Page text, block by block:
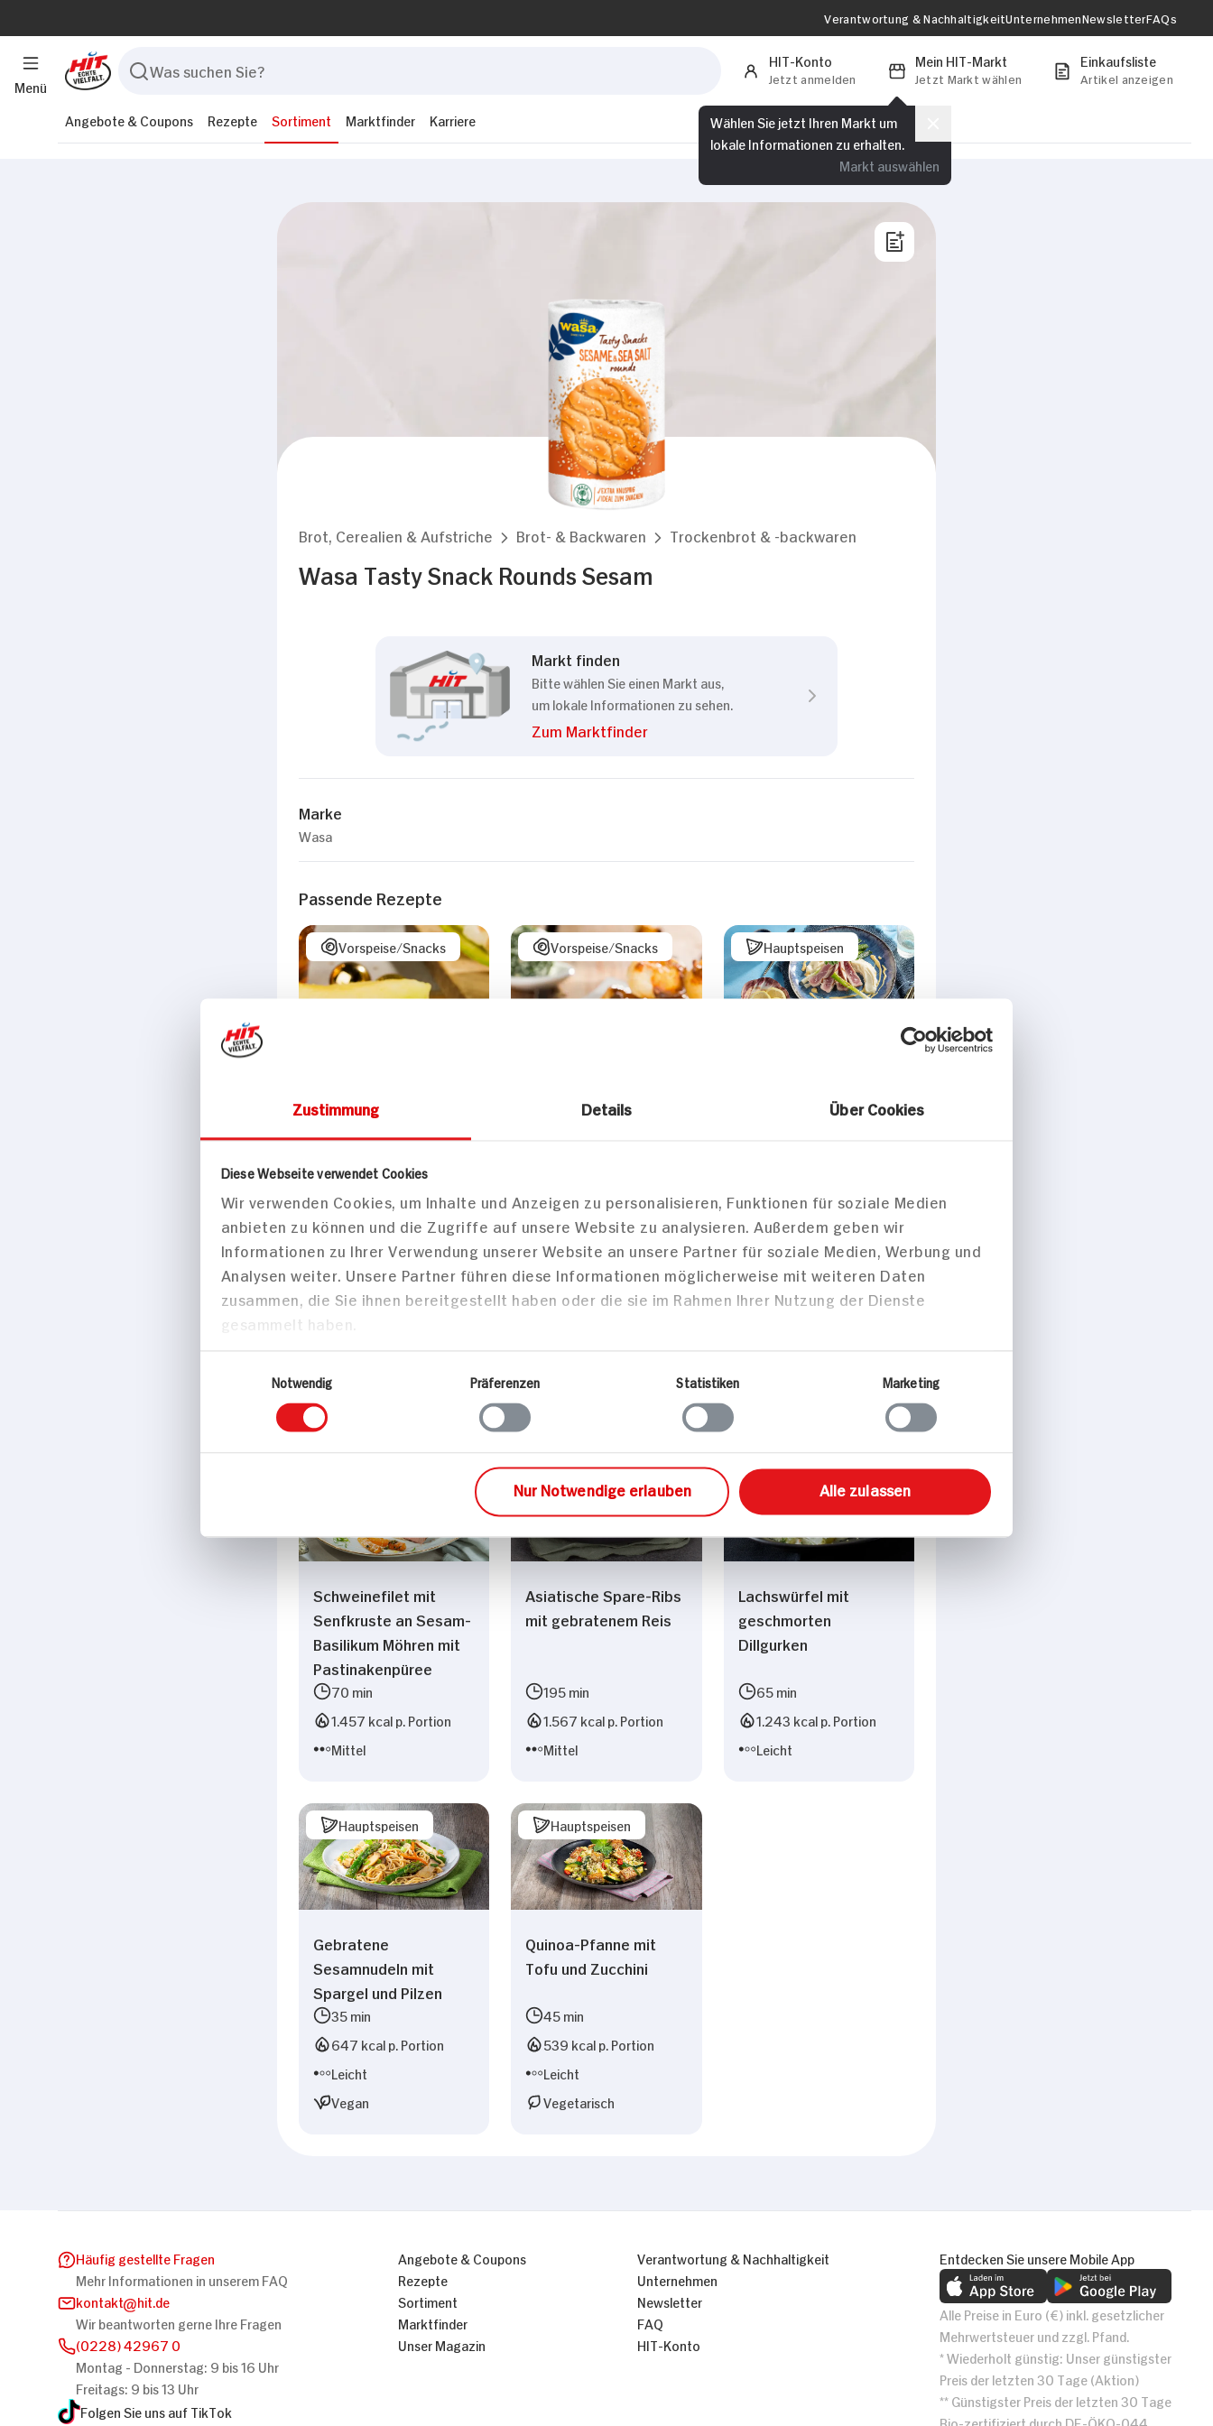
Zustimmung Details Über Cookies
Diese Webseite verwendet Cookies
Wir verwenden Cookies, um Inhalte und Anzeigen zu personalisieren, Funktionen für soziale Medien
anbieten zu können und die Zugriffe auf unsere Website zu analysieren. Außerdem geben wir
Informationen zu Ihrer Verwendung unserer Website an unsere Partner für soziale Medien, Werbung und
Analysen weiter. Unsere Partner führen diese Informationen möglicherweise mit weiteren Daten
zusammen, die Sie ihnen bereitgestellt haben oder die sie im Rahmen Ihrer Nutzung der Dienste
gesammelt haben.
Notwendig
Präferenzen Statistiken Marketing
Nur Notwendige erlauben Alle zulassen
Menü
Verantwortung & NachhaltigkeitUnternehmenNewsletterFAQs
HIT-Konto
Jetzt anmelden
Mein HIT-Markt
Jetzt Markt wählen
Wählen Sie jetzt Ihren Markt um
lokale Informationen zu erhalten.
Markt auswählen
Einkaufsliste
Artikel anzeigen
Angebote & Coupons Rezepte Sortiment Marktfinder Karriere
Brot, Cerealien & Aufstriche Brot- & Backwaren Trockenbrot & -backwaren
Wasa Tasty Snack Rounds Sesam
Markt finden
Bitte wählen Sie einen Markt aus,
um lokale Informationen zu sehen.
Zum Marktfinder
Marke
Wasa
Passende Rezepte
Vorspeise/Snacks Vorspeise/Snacks Hauptspeisen
Frühlingslauch mit
Schweinefilet mit
Senfkruste an Sesam-
Basilikum Möhren mit
Pastinakenpüree
70 min
1.457 kcal p. Portion
Mittel
Hauptspeisen
Asiatische Spare-Ribs
mit gebratenem Reis
195 min
1.567 kcal p. Portion
Mittel
Hauptspeisen
Lachswürfel mit
geschmorten
Dillgurken
65 min
1.243 kcal p. Portion
Leicht
Hauptspeisen
Gebratene
Sesamnudeln mit
Spargel und Pilzen
35 min
647 kcal p. Portion
Leicht
Vegan
Hauptspeisen
Quinoa-Pfanne mit
Tofu und Zucchini
45 min
539 kcal p. Portion
Leicht
Vegetarisch
Häufig gestellte Fragen
Mehr Informationen in unserem FAQ
kontakt
hit.de
Wir beantworten gerne Ihre Fragen
(0228) 42967 0
Montag - Donnerstag: 9 bis 16 Uhr
Freitags: 9 bis 13 Uhr
Folgen Sie uns auf TikTok
Angebote & Coupons
Rezepte
Sortiment
Marktfinder
Unser Magazin
Verantwortung & Nachhaltigkeit
Unternehmen
Newsletter
FAQ
HIT-Konto
Entdecken Sie unsere Mobile App
Alle Preise in Euro (€) inkl. gesetzlicher
Mehrwertsteuer und zzgl. Pfand.
* Wiederholt günstig: Unser günstigster
Preis der letzten 30 Tage (Aktion)
** Günstigster Preis der letzten 30 Tage
Bio-zertifiziert durch DE-ÖKO-044